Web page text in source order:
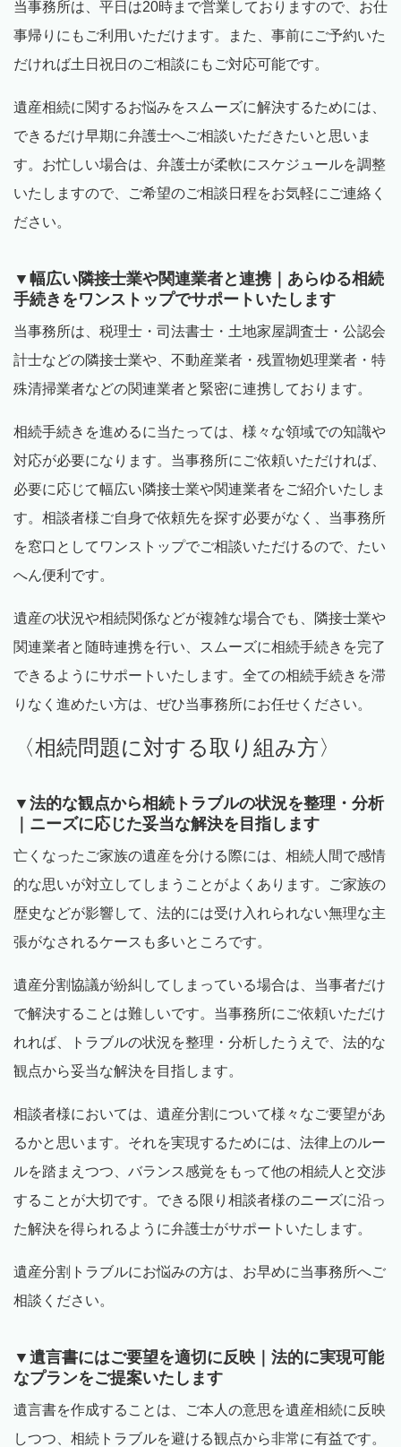
当事務所は、平日は20時まで営業しておりますので、お仕
事帰りにもご利用いただけます。また、事前にご予約いた
だければ土日祝日のご相談にもご対応可能です。
遺産相続に関するお悩みをスムーズに解決するためには、
できるだけ早期に弁護士へご相談いただきたいと思いま
す。お忙しい場合は、弁護士が柔軟にスケジュールを調整
いたしますので、ご希望のご相談日程をお気軽にご連絡く
ださい。
▼幅広い隣接士業や関連業者と連携｜あらゆる相続
手続きをワンストップでサポートいたします
当事務所は、税理士・司法書士・土地家屋調査士・公認会
計士などの隣接士業や、不動産業者・残置物処理業者・特
殊清掃業者などの関連業者と緊密に連携しております。
相続手続きを進めるに当たっては、様々な領域での知識や
対応が必要になります。当事務所にご依頼いただければ、
必要に応じて幅広い隣接士業や関連業者をご紹介いたしま
す。相談者様ご自身で依頼先を探す必要がなく、当事務所
を窓口としてワンストップでご相談いただけるので、たい
へん便利です。
遺産の状況や相続関係などが複雑な場合でも、隣接士業や
関連業者と随時連携を行い、スムーズに相続手続きを完了
できるようにサポートいたします。全ての相続手続きを滞
りなく進めたい方は、ぜひ当事務所にお任せください。
〈相続問題に対する取り組み方〉
▼法的な観点から相続トラブルの状況を整理・分析
｜ニーズに応じた妥当な解決を目指します
亡くなったご家族の遺産を分ける際には、相続人間で感情
的な思いが対立してしまうことがよくあります。ご家族の
歴史などが影響して、法的には受け入れられない無理な主
張がなされるケースも多いところです。
遺産分割協議が紛糾してしまっている場合は、当事者だけ
で解決することは難しいです。当事務所にご依頼いただけ
れれば、トラブルの状況を整理・分析したうえで、法的な
観点から妥当な解決を目指します。
相談者様においては、遺産分割について様々なご要望があ
るかと思います。それを実現するためには、法律上のルー
ルを踏まえつつ、バランス感覚をもって他の相続人と交渉
することが大切です。できる限り相談者様のニーズに沿っ
た解決を得られるように弁護士がサポートいたします。
遺産分割トラブルにお悩みの方は、お早めに当事務所へご
相談ください。
▼遺言書にはご要望を適切に反映｜法的に実現可能
なプランをご提案いたします
遺言書を作成することは、ご本人の意思を遺産相続に反映
しつつ、相続トラブルを避ける観点から非常に有益です。